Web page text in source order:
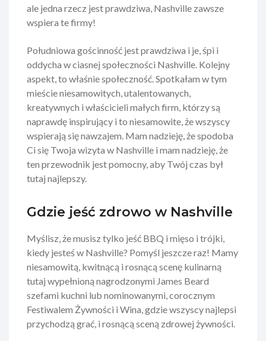
ale jedna rzecz jest prawdziwa, Nashville zawsze
wspiera te firmy!
Południowa gościnność jest prawdziwa i je, śpi i
oddycha w ciasnej społeczności Nashville. Kolejny
aspekt, to właśnie społeczność. Spotkałam w tym
mieście niesamowitych, utalentowanych,
kreatywnych i właścicieli małych firm, którzy są
naprawdę inspirujący i to niesamowite, że wszyscy
wspierają się nawzajem. Mam nadzieję, że spodoba
Ci się Twoja wizyta w Nashville i mam nadzieję, że
ten przewodnik jest pomocny, aby Twój czas był
tutaj najlepszy.
Gdzie jeść zdrowo w Nashville
Myślisz, że musisz tylko jeść BBQ i mięso i trójki,
kiedy jesteś w Nashville? Pomyśl jeszcze raz! Mamy
niesamowitą, kwitnącą i rosnącą scenę kulinarną
tutaj wypełnioną nagrodzonymi James Beard
szefami kuchni lub nominowanymi, corocznym
Festiwalem Żywności i Wina, gdzie wszyscy najlepsi
przychodzą grać, i rosnącą sceną zdrowej żywności.